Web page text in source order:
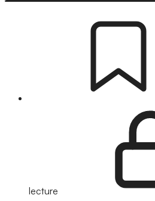
lecture